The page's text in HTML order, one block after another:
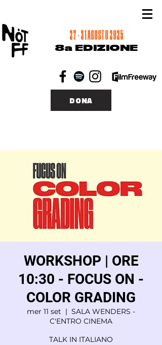
27 - 31 AGOSTO 2025
8a EDIZIONE
DONA
WORKSHOP | ORE
10:30 - FOCUS ON -
COLOR GRADING
mer 11 set
  |
SALA WENDERS -
C'ENTRO CINEMA
TALK IN ITALIANO